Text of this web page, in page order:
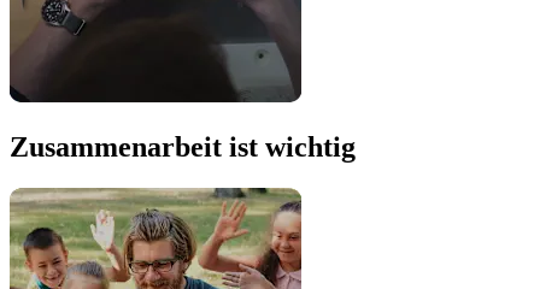
Zusammenarbeit ist wichtig